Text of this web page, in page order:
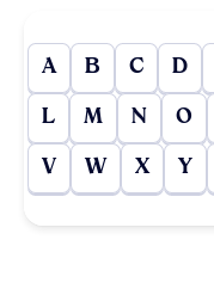
A B C D
L M N O
V W X Y